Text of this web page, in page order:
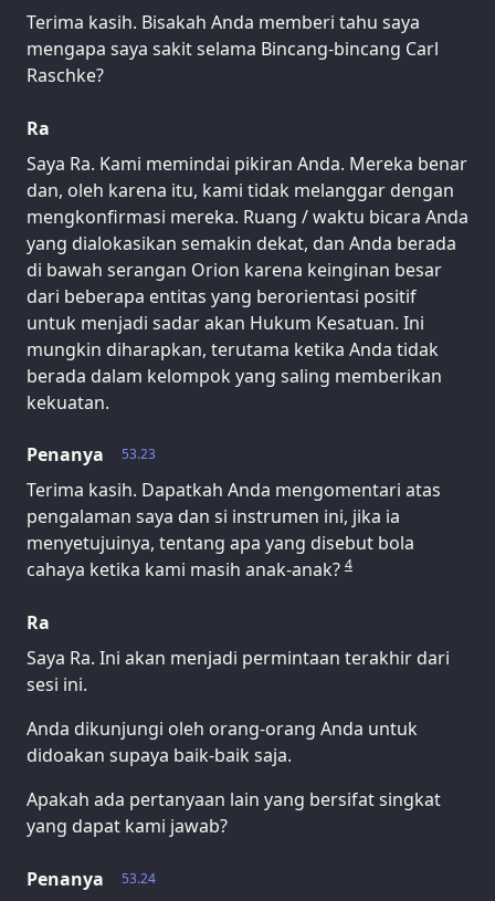
Terima kasih. Bisakah Anda memberi tahu saya
mengapa saya sakit selama Bincang-bincang Carl
Raschke?
Ra
Saya Ra. Kami memindai pikiran Anda. Mereka benar
dan, oleh karena itu, kami tidak melanggar dengan
mengkonfirmasi mereka. Ruang / waktu bicara Anda
yang dialokasikan semakin dekat, dan Anda berada
di bawah serangan Orion karena keinginan besar
dari beberapa entitas yang berorientasi positif
untuk menjadi sadar akan Hukum Kesatuan. Ini
mungkin diharapkan, terutama ketika Anda tidak
berada dalam kelompok yang saling memberikan
kekuatan.
53.23
Penanya
Terima kasih. Dapatkah Anda mengomentari atas
pengalaman saya dan si instrumen ini, jika ia
menyetujuinya, tentang apa yang disebut bola
cahaya ketika kami masih anak-anak? 4
Ra
Saya Ra. Ini akan menjadi permintaan terakhir dari
sesi ini.
Anda dikunjungi oleh orang-orang Anda untuk
didoakan supaya baik-baik saja.
Apakah ada pertanyaan lain yang bersifat singkat
yang dapat kami jawab?
53.24
Penanya